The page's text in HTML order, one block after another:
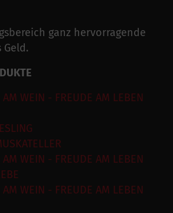
ganz hervorragende
Geld.
AM WEIN - FREUDE AM LEBEN
AM WEIN - FREUDE AM LEBEN
AM WEIN - FREUDE AM LEBEN